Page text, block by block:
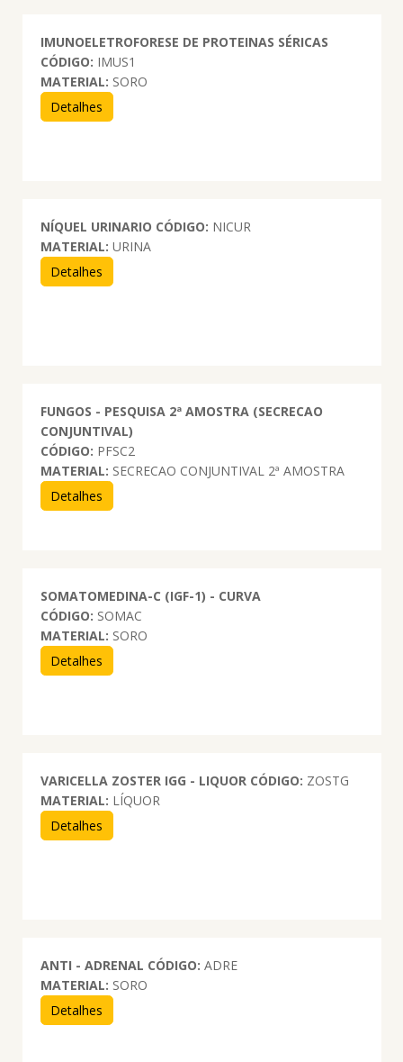
IMUNOELETROFORESE DE PROTEINAS SÉRICAS
CÓDIGO: IMUS1
MATERIAL: SORO
Detalhes
NÍQUEL URINARIO CÓDIGO: NICUR
MATERIAL: URINA
Detalhes
FUNGOS - PESQUISA 2ª AMOSTRA (SECRECAO
CONJUNTIVAL)
CÓDIGO: PFSC2
MATERIAL: SECRECAO CONJUNTIVAL 2ª AMOSTRA
Detalhes
SOMATOMEDINA-C (IGF-1) - CURVA
CÓDIGO: SOMAC
MATERIAL: SORO
Detalhes
VARICELLA ZOSTER IGG - LIQUOR CÓDIGO: ZOSTG
MATERIAL: LÍQUOR
Detalhes
ANTI - ADRENAL CÓDIGO: ADRE
MATERIAL: SORO
Detalhes